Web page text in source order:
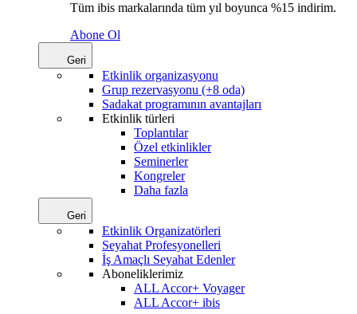
Tüm ibis markalarında tüm yıl boyunca %15 indirim.
Abone Ol
Geri
Etkinlik organizasyonu
Grup rezervasyonu (+8 oda)
Sadakat programının avantajları
Etkinlik türleri
Toplantılar
Özel etkinlikler
Seminerler
Kongreler
Daha fazla
Geri
Etkinlik Organizatörleri
Seyahat Profesyonelleri
İş Amaçlı Seyahat Edenler
Aboneliklerimiz
ALL Accor+ Voyager
ALL Accor+ ibis